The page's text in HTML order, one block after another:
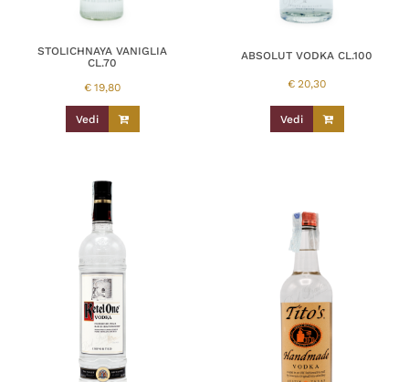
STOLICHNAYA VANIGLIA
CL.70
€ 19,80
Vedi
ABSOLUT VODKA CL.100
€ 20,30
Vedi